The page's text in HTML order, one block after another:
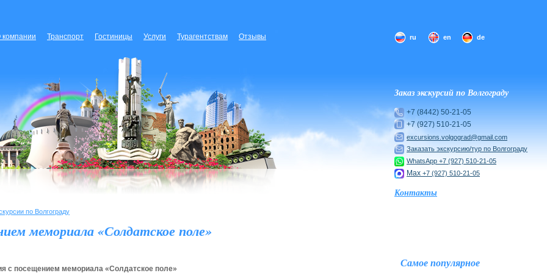
компании Транспорт Гостиницы Услуги Турагентствам Отзывы ru en de
Заказ экскурсий по Волгограду
+7 (8442) 50-21-05
+7 (927) 510-21-05
excursions.volgograd@gmail.com
Заказать экскурсию/тур по Волгограду
WhatsApp +7 (927) 510-21-05
Max +7 (927) 510-21-05
Контакты
по Волгограду
мемориала «Солдатское поле»
c посещением мемориала «Солдатское поле» Самое популярное